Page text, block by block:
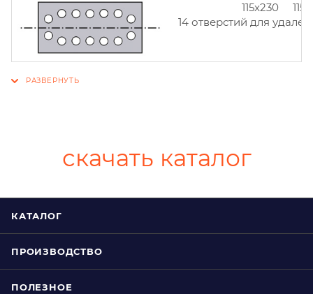
115x230
14 отверстий для
скачать каталог
КАТАЛОГ
ПРОИЗВОДСТВО
ПОЛЕЗНОЕ